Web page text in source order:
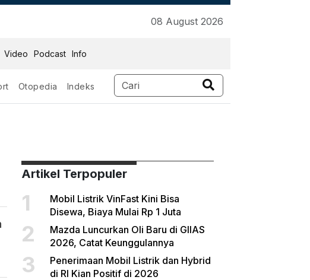
08 August 2026
Video Podcast Info
Otopedia Indeks
Artikel Terpopuler
1
Mobil Listrik VinFast Kini Bisa
Disewa, Biaya Mulai Rp 1 Juta
2
Mazda Luncurkan Oli Baru di GIIAS
2026, Catat Keunggulannya
3
Penerimaan Mobil Listrik dan Hybrid
di RI Kian Positif di 2026